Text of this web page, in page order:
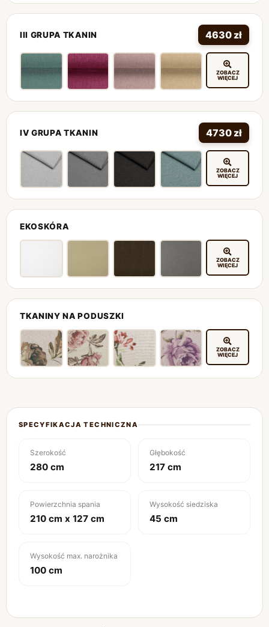
III GRUPA TKANIN 4630 zł
ZOBACZ
WIĘCEJ
IV GRUPA TKANIN 4730 zł
ZOBACZ
WIĘCEJ
EKOSKÓRA
ZOBACZ
WIĘCEJ
TKANINY NA PODUSZKI
ZOBACZ
WIĘCEJ
SPECYFIKACJA TECHNICZNA
Szerokość
280 cm
Głębokość
217 cm
Powierzchnia spania
210 cm x 127 cm
Wysokość siedziska
45 cm
Wysokość max. narożnika
100 cm